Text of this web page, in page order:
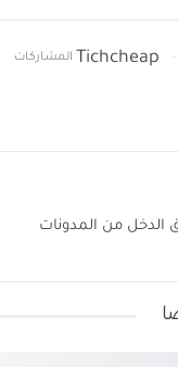
Tichcheap